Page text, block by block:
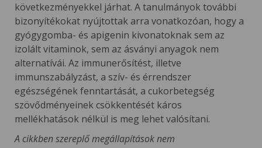
következményekkel járhat. A tanulmányok további
bizonyítékokat nyújtottak arra vonatkozóan, hogy a
gyógygomba- és apigenin kivonatoknak sem az
izolált vitaminok, sem az ásványi anyagok nem
alternatívái. Az immunerősítést, illetve
immunszabályzást, a szív- és érrendszer
egészségének fenntartását, a cukorbetegség
szövődményeinek csökkentését káros
mellékhatások nélkül is meg lehet valósítani.
A cikkben szereplő megállapítások nem